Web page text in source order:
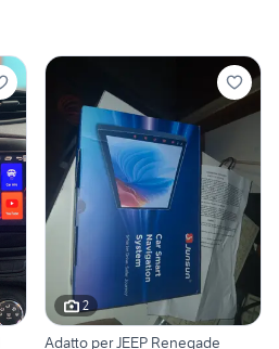
2
Adatto per JEEP Renegade